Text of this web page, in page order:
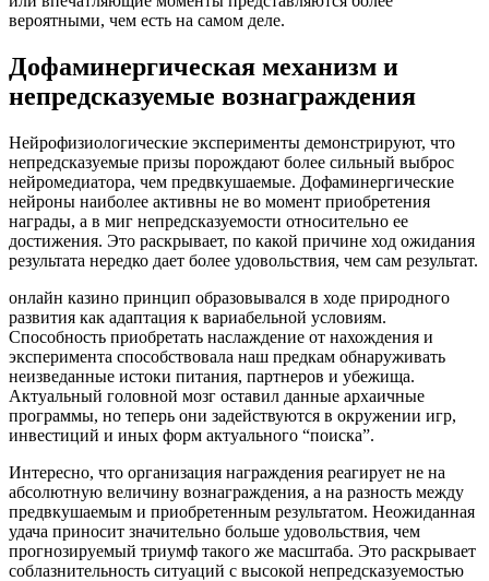
вероятными, чем есть на самом деле.
Дофаминергическая механизм и
непредсказуемые вознаграждения
Нейрофизиологические эксперименты демонстрируют, что
непредсказуемые призы порождают более сильный выброс
нейромедиатора, чем предвкушаемые. Дофаминергические
нейроны наиболее активны не во момент приобретения
награды, а в миг непредсказуемости относительно ее
достижения. Это раскрывает, по какой причине ход ожидания
результата нередко дает более удовольствия, чем сам результат.
онлайн казино принцип образовывался в ходе природного
развития как адаптация к вариабельной условиям.
Способность приобретать наслаждение от нахождения и
эксперимента способствовала наш предкам обнаруживать
неизведанные истоки питания, партнеров и убежища.
Актуальный головной мозг оставил данные архаичные
программы, но теперь они задействуются в окружении игр,
инвестиций и иных форм актуального “поиска”.
Интересно, что организация награждения реагирует не на
абсолютную величину вознаграждения, а на разность между
предвкушаемым и приобретенным результатом. Неожиданная
удача приносит значительно больше удовольствия, чем
прогнозируемый триумф такого же масштаба. Это раскрывает
соблазнительность ситуаций с высокой непредсказуемостью